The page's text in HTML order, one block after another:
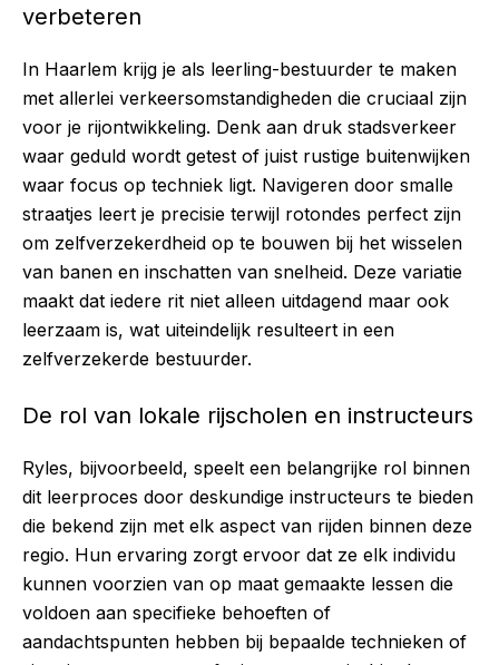
verbeteren
In Haarlem krijg je als leerling-bestuurder te maken
met allerlei verkeersomstandigheden die cruciaal zijn
voor je rijontwikkeling. Denk aan druk stadsverkeer
waar geduld wordt getest of juist rustige buitenwijken
waar focus op techniek ligt. Navigeren door smalle
straatjes leert je precisie terwijl rotondes perfect zijn
om zelfverzekerdheid op te bouwen bij het wisselen
van banen en inschatten van snelheid. Deze variatie
maakt dat iedere rit niet alleen uitdagend maar ook
leerzaam is, wat uiteindelijk resulteert in een
zelfverzekerde bestuurder.
De rol van lokale rijscholen en instructeurs
Ryles, bijvoorbeeld, speelt een belangrijke rol binnen
dit leerproces door deskundige instructeurs te bieden
die bekend zijn met elk aspect van rijden binnen deze
regio. Hun ervaring zorgt ervoor dat ze elk individu
kunnen voorzien van op maat gemaakte lessen die
voldoen aan specifieke behoeften of
aandachtspunten hebben bij bepaalde technieken of